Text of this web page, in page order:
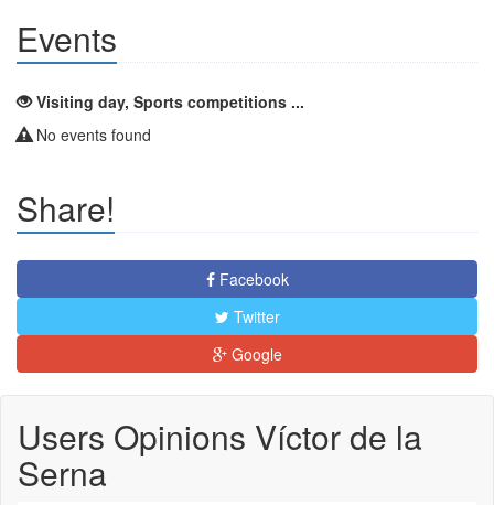
Events
Visiting day, Sports competitions ...
No events found
Share!
Facebook
Twitter
Google
Users Opinions Víctor de la
Serna